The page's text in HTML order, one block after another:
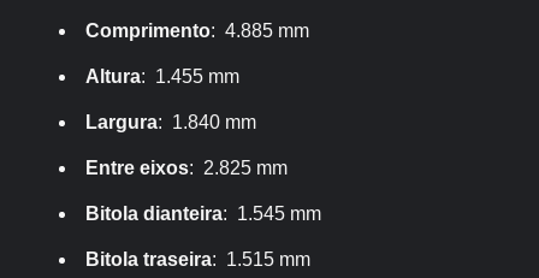
Comprimento: 4.885 mm
Altura: 1.455 mm
Largura: 1.840 mm
Entre eixos: 2.825 mm
Bitola dianteira: 1.545 mm
Bitola traseira: 1.515 mm